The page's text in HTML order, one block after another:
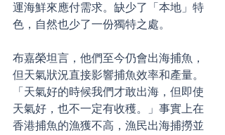
運海鮮來應付需求。缺少了「本地」特
色，自然也少了一份獨特之處。
布嘉榮坦言，他們至今仍會出海捕魚，
但天氣狀況直接影響捕魚效率和產量。
「天氣好的時候我們才敢出海，但即使
天氣好，也不一定有收穫。」事實上在
香港捕魚的漁獲不高，漁民出海捕撈並